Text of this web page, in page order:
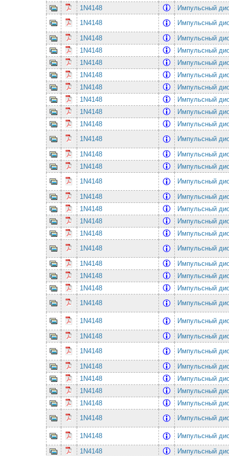
1N4148
Импульсный
1N4148
Импульсный
1N4148
Импульсный
1N4148
Импульсный
1N4148
Импульсный
1N4148
Импульсный
1N4148
Импульсный
1N4148
Импульсный
1N4148
Импульсный
1N4148
Импульсный
1N4148
Импульсный
1N4148
Импульсный
1N4148
Импульсный
1N4148
Импульсный
1N4148
Импульсный
1N4148
Импульсный
1N4148
Импульсный
1N4148
Импульсный
1N4148
Импульсный
1N4148
Импульсный
1N4148
Импульсный
1N4148
Импульсный
1N4148
Импульсный
1N4148
Импульсный
1N4148
Импульсный
1N4148
Импульсный
1N4148
Импульсный
1N4148
Импульсный
1N4148
Импульсный
1N4148
Импульсный
1N4148
Импульсный
1N4148
Импульсный
1N4148
Импульсный